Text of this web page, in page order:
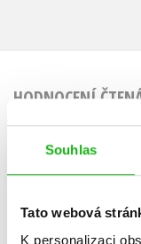
Souhlas
Tato webová
K personalizaci
HODNOCENÍ
Uživatelskou recenzi